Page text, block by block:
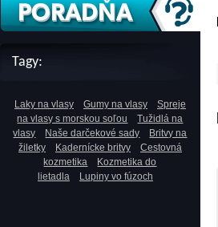
Tagy:
Laky na vlasy Gumy na vlasy
Spreje
na vlasy s morskou soľou
Tužidlá na
vlasy
Naše darčekové sady
Britvy na
žiletky
Kadernícke britvy
Cestovná
kozmetika
Kozmetika do
lietadla
Lupiny vo fúzoch